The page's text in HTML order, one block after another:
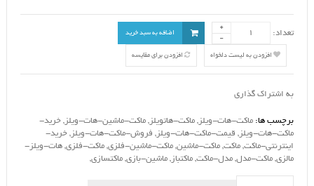
تعداد: اضافه به سبد خرید
افزودن به لیست دلخواه افزودن برای مقایسه
به اشتراک گذاری
برچسب ها: ماکت-هات-ویلز , ماکت-هاتویلز , ماکت-ماشین-هات-ویلز , خرید-
ماکت-هات-ویلز , قیمت-ماکت-هات-ویلز , فروش-ماکت-هات-ویلز , خرید-
اینترنتی-ماکت, ماکت, ماکت-ماشین, ماکت-ماشین-فلزی, ماکت-فلزی, هات-ویلز-
مالزی, ماکت-مدل, مدل-ماکت, ماکتباز , ماشین-بازی, ماکتسازی,